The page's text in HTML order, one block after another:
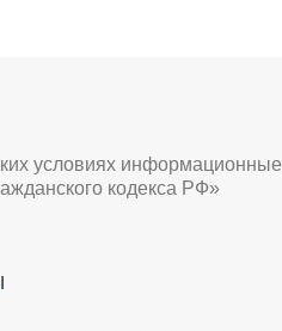
условиях информационные
кодекса РФ»